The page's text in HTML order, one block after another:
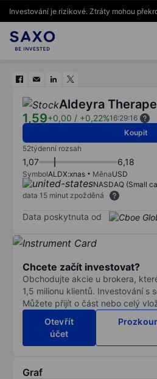
Investování je rizikové. Ztráty mohou
Aldeyra
1,59+0,00 / +0,22%16:29:16
Koupit
52týdenní rozsah
1,07 6,18
SymbolALDX:xnas MěnaUSD
NASDAQ (Small
data 15 minut zpožděná
Data poskytnuta od
Chcete začít investovat?
Obchodujte akcie u brokera,
1,5 milionu klientů. Investování s
Můžete přijít o část nebo celý
Otevřít
účet
Graf